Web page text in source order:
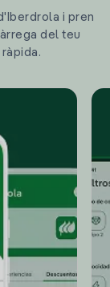
i pren
del teu